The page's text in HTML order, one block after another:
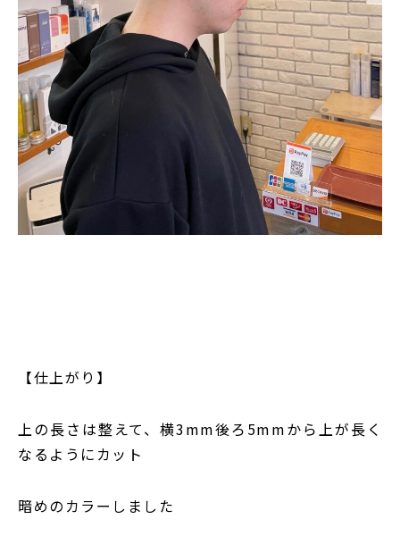
【仕上がり】
上の長さは整えて、横3mm後ろ5mmから上が長く
なるようにカット
暗めのカラーしました